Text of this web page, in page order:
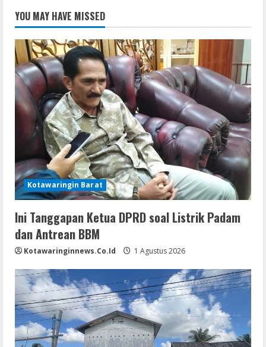
YOU MAY HAVE MISSED
Kotawaringin Barat
Ini Tanggapan Ketua DPRD soal Listrik Padam
dan Antrean BBM
Kotawaringinnews.co.id 1 Agustus 2026